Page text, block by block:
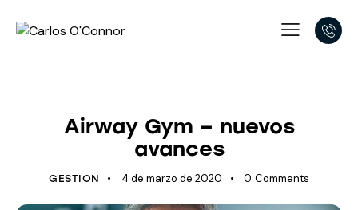
Airway Gym – nuevos
avances
GESTION 4 de marzo de 2020 0 Comments